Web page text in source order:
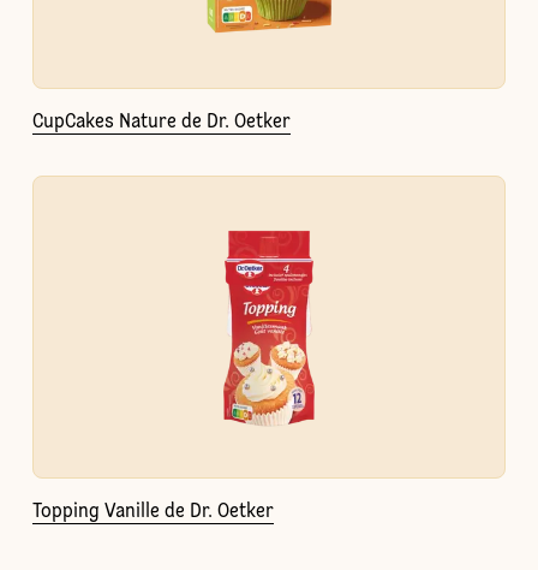
CupCakes Nature de Dr. Oetker
Topping Vanille de Dr. Oetker